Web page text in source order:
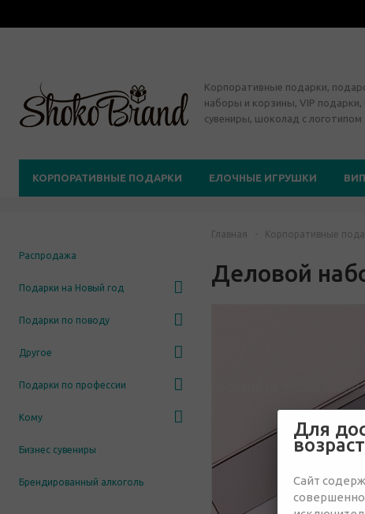
Корпоративные подарки,
наборы и корзины, VIP подарки,
сувениры, шоколад с логотипом
КОРПОРАТИВНЫЕ ПОДАРКИ ЕЛОЧНЫЕ ИГРУШКИ
Распродажа
Подарки на Новый год
Подарки по поводу
Другое
Подарки по профессии
Кому
Бизнес сувениры
Брендированный алкоголь
Главная - Корпоративные
Деловой
Для
возраст
Сайт